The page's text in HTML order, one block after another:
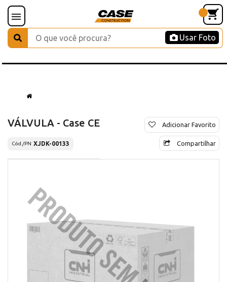
Usar Foto
VÁLVULA - Case CE
Cód./PN XJDK-00133
Adicionar Favorito
Compartilhar